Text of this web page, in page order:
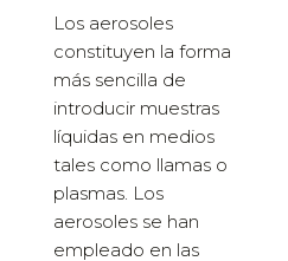
Los aerosoles
constituyen la forma
más sencilla de
introducir muestras
líquidas en medios
tales como llamas o
plasmas. Los
aerosoles se han
empleado en las